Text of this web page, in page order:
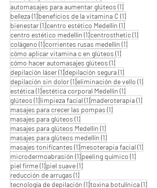
automasajes para aumentar glúteos (1)1 entrada
belleza (1)1 entrada
beneficios de la vitamina C (1)1 entrada
bienestar(1)1 entrada
centro estético Medellín (1)1 entrada
centro estético medellín (1)1 entrada
centrosthetic(1)1
colágeno (1)1 entrada
corrientes rusas medellín (1)1 entrada
cómo aplicar vitamina c en glúteos (1)1 entrada
cómo hacer automasajes glúteos (1)1 entrada
depilación láser(1)1 entrada
depilación segura (1)1 entrada
depilación sin dolor(1)1 entrada
eliminación de vello (1)1
estética (1)1 entrada
estética corporal Medellín (1)1 entrada
glúteos (1)1 entrada
limpieza facial (1)1 entrada
maderoterapia (1)1
masajes para crecer las pompas (1)1 entrada
masajes para glúteos (1)1 entrada
masajes para glúteos Medellín (1)1 entrada
masajes para glúteos medellín (1)1 entrada
masajes tonificantes (1)1 entrada
mesoterapia facial (1)1
microdermoabrasión (1)1 entrada
peeling químico (1)1
piel firme(1)1 entrada
piel suave(1)1 entrada
reducción de arrugas (1)1 entrada
tecnología de depilación (1)1 entrada
toxina botulínica (1)1